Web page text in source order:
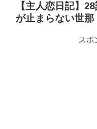
【主人恋日記】
が止まらない世那
スポ